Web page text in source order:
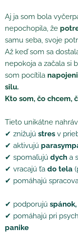
Aj ja som bola
nepochopila, že
samu seba, svoje
Až keď som sa
nepokoja a začala si
som pocítila
silu.
Kto som, čo chcem,
Tieto unikátne
✔ znižujú stres v
✔ aktivujú
✔ spomaľujú dych a
✔ vracajú ťa do tela
✔ pomáhajú
✔ podporujú
✔ pomáhajú pri
panike